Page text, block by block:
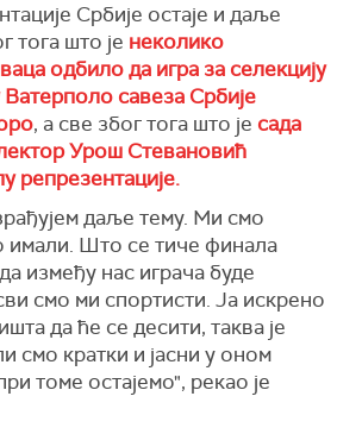
Србије остаје и даље
тога што је неколико
одбило да игра за селекцију
Ватерполо савеза Србије
, а све због тога што је сада
Урош Стевановић
репрезентације.
даље тему. Ми смо
имали. Што се тиче финала
између нас играча буде
смо ми спортисти. Ја искрено
да ће се десити, таква је
смо кратки и јасни у оном
томе остајемо", рекао је